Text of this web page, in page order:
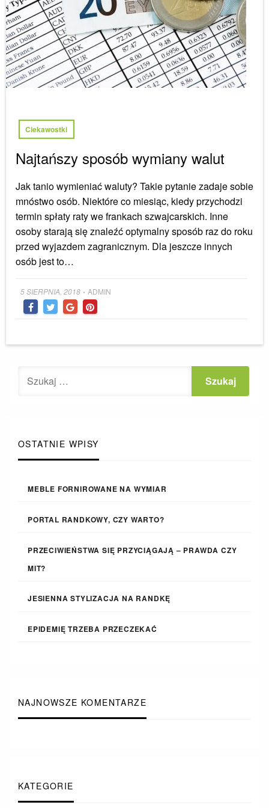
Ciekawostki
Najtańszy sposób wymiany walut
Jak tanio wymieniać waluty? Takie pytanie zadaje sobie
mnóstwo osób. Niektóre co miesiąc, kiedy przychodzi
termin spłaty raty we frankach szwajcarskich. Inne
osoby starają się znaleźć optymalny sposób raz do roku
przed wyjazdem zagranicznym. Dla jeszcze innych
osób jest to…
Posted
on
5 SIERPNIA, 2018 • ADMIN
OSTATNIE WPISY
MEBLE FORNIROWANE NA WYMIAR
PORTAL RANDKOWY, CZY WARTO?
PRZECIWIEŃSTWA SIĘ PRZYCIĄGAJĄ – PRAWDA CZY
MIT?
JESIENNA STYLIZACJA NA RANDKĘ
EPIDEMIĘ TRZEBA PRZECZEKAĆ
NAJNOWSZE KOMENTARZE
KATEGORIE